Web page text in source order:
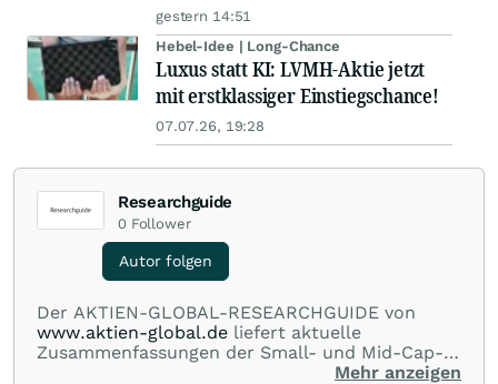
gestern 14:51
Hebel-Idee | Long-Chance
Luxus statt KI: LVMH-Aktie jetzt
mit erstklassiger Einstiegschance!
07.07.26, 19:28
Researchguide
0 Follower
Autor folgen
Der AKTIEN-GLOBAL-RESEARCHGUIDE von
www.aktien-global.de liefert aktuelle
Zusammenfassungen der Small- und Mid-Cap-
Analysen deutscher Researchhäuser und -
Mehr anzeigen